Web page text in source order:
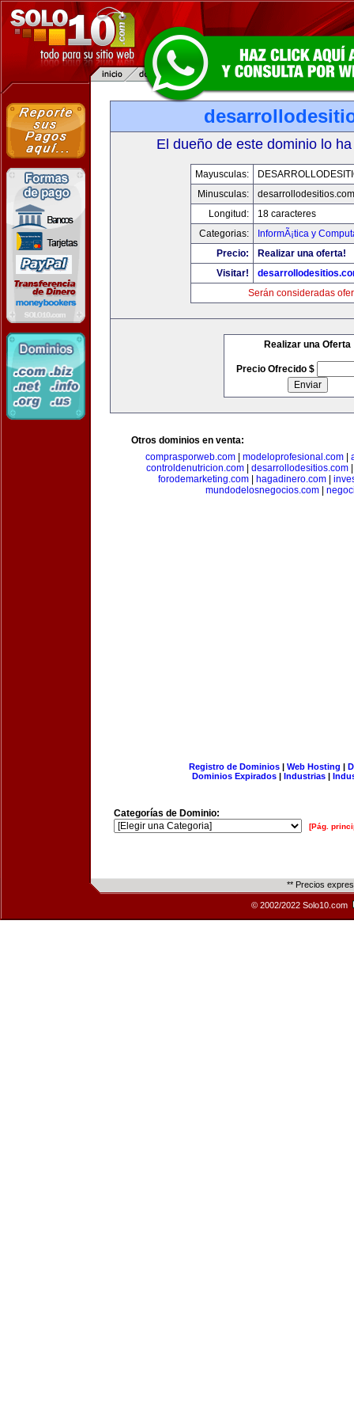
El dueño de este dominio lo
Mayusculas:
Minusculas:
desarrollodesitios.com
Longitud:
18 caracteres
Categorias:
InformÃ¡tica y
Precio:
Realizar una oferta!
Visitar!
Serán consideradas
Realizar una Oferta
Precio Ofrecido $
Otros dominios en venta:
comprasporweb.com| modeloprofesional.com|
controldenutricion.com
desarrollodesitios.com
forodemarketing.com| hagadinero.com|
mundodelosnegocios.com
Registro de Dominios| Web Hosting |
Dominios Expirados | Industrias |
Categorías de Dominio:
[Pág.
** Precios
© 2002/2022 Solo10.com